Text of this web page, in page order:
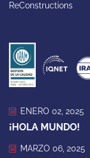
ReConstructions
ENERO 02, 2025
¡HOLA MUNDO!
MARZO 06, 2025